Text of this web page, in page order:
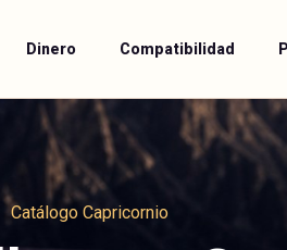
Dinero Compatibilidad
Catálogo Capricornio